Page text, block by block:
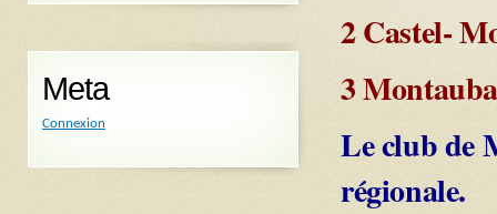
2 Castel-
3
Le club de
régionale.
Meta
Connexion